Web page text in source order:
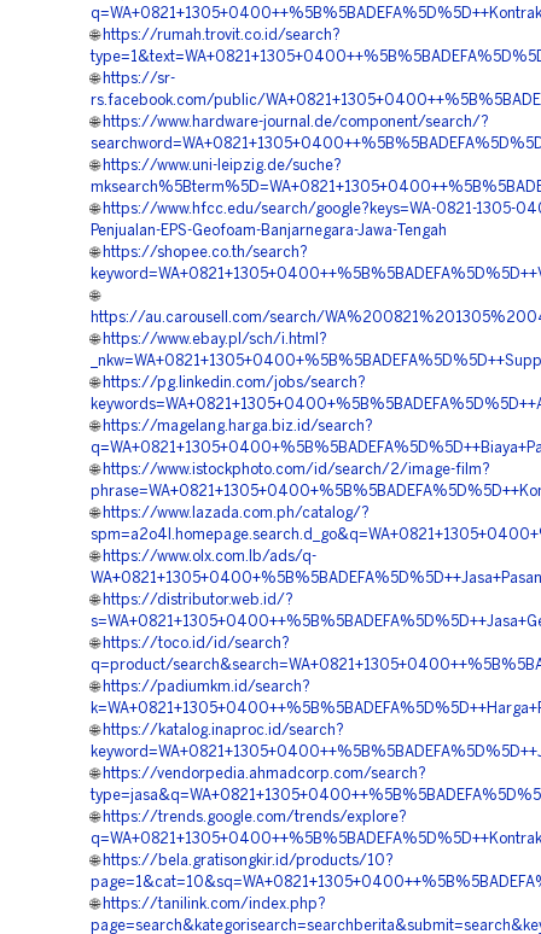
🌐 https://rumah.trovit.co.id/search?
🌐 https://sr-
rs.facebook.com/public/
🌐 https://www.hardware-journal.de/component/search/?
🌐 https://www.uni-leipzig.de/suche?
🌐 https://www.hfcc.edu/search/google?keys=WA-0821-1305-
Penjualan-EPS-Geofoam-Banjarnegara-Jawa-Tengah
🌐 https://shopee.co.th/search?
🌐
https://au.carousell.com/search/
🌐 https://www.ebay.pl/sch/i.html?
🌐 https://pg.linkedin.com/jobs/search?
🌐 https://magelang.harga.biz.id/search?
🌐 https://www.istockphoto.com/id/search/2/image-film?
🌐 https://www.lazada.com.ph/catalog/?
🌐 https://www.olx.com.lb/ads/q-
🌐 https://distributor.web.id/?
🌐 https://toco.id/id/search?
q=product/
🌐 https://padiumkm.id/search?
🌐 https://katalog.inaproc.id/search?
🌐 https://vendorpedia.ahmadcorp.com/search?
🌐 https://trends.google.com/trends/explore?
🌐 https://bela.gratisongkir.id/products/10?
🌐 https://tanilink.com/index.php?